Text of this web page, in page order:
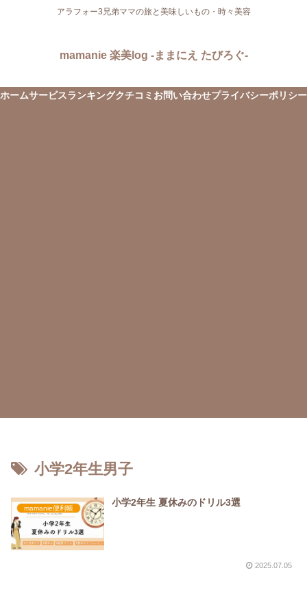
アラフォー3兄弟ママの旅と美味しいもの・時々美容
mamanie 楽美log -ままにえ たびろぐ-
ホームサービスランキングクチコミ お問い合わせプライバシーポリシー
小学2年生男子
mamanie便利帳
小学2年生 夏休みのドリル3選
2025.07.05